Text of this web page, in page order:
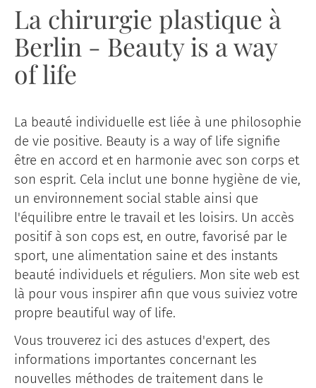
La chirurgie plastique à
Berlin - Beauty is a way
of life
La beauté individuelle est liée à une philosophie
de vie positive. Beauty is a way of life signifie
être en accord et en harmonie avec son corps et
son esprit. Cela inclut une bonne hygiène de vie,
un environnement social stable ainsi que
l'équilibre entre le travail et les loisirs. Un accès
positif à son cops est, en outre, favorisé par le
sport, une alimentation saine et des instants
beauté individuels et réguliers. Mon site web est
là pour vous inspirer afin que vous suiviez votre
propre beautiful way of life.
Vous trouverez ici des astuces d'expert, des
informations importantes concernant les
nouvelles méthodes de traitement dans le